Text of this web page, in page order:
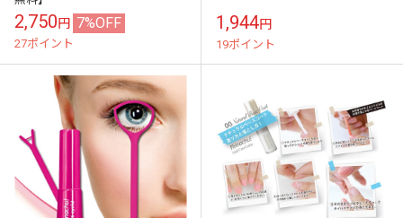
2,750円 7%OFF
27ポイント
1,944円
19ポイント